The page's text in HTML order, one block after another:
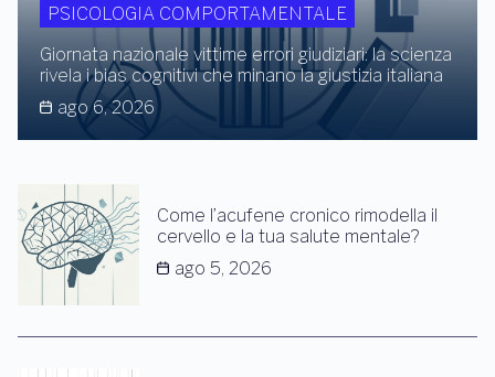
PSICOLOGIA COMPORTAMENTALE
Giornata nazionale vittime errori giudiziari: la scienza
rivela i bias cognitivi che minano la giustizia italiana
ago 6, 2026
Come l’acufene cronico rimodella il
cervello e la tua salute mentale?
ago 5, 2026